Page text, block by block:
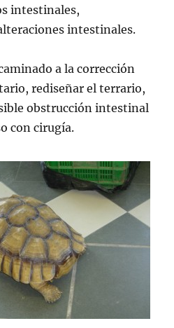
intestinales,
intestinales.
a la corrección
rediseñar el terrario,
obstrucción intestinal
con cirugía.